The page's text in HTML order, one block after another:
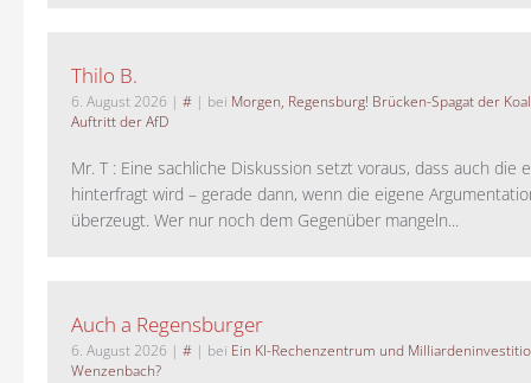
Thilo B.
6. August 2026 | # | bei Morgen, Regensburg! Brücken-Spagat der
Auftritt der AfD
Mr. T : Eine sachliche Diskussion setzt voraus, dass auch die
hinterfragt wird – gerade dann, wenn die eigene
überzeugt. Wer nur noch dem Gegenüber mangeln...
Auch a Regensburger
6. August 2026 | # | bei Ein KI-Rechenzentrum und
Wenzenbach?